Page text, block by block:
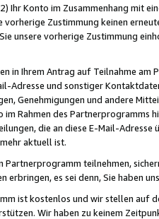
Ihr Konto im Zusammenhang mit
vorherige Zustimmung keinen
unsere vorherige Zustimmung
in Ihrem Antrag auf Teilnahme
Adresse und sonstiger
Genehmigungen und andere
Rahmen des Partnerprogramms
die an diese E-Mail-
aktuell ist.
Partnerprogramm teilnehmen,
erbringen, es sei denn, Sie haben
ist kostenlos und wir stellen auf
Wir haben zu keinem